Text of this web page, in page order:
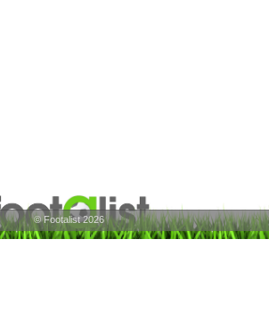
© Footalist 2026